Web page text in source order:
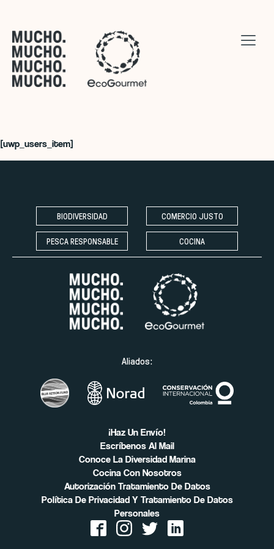
[uwp_users_item]
BIODIVERSIDAD COMERCIO JUSTO
PESCA RESPONSABLE COCINA
Aliados:
¡Haz Un Envío!
Escríbenos Al Mail
Conoce La Diversidad Marina
Cocina Con Nosotros
Autorización Tratamiento De Datos
Política De Privacidad Y Tratamiento De Datos
Personales